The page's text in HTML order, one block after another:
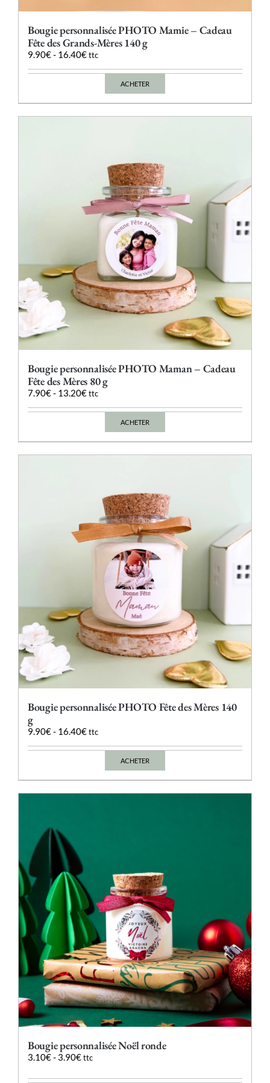
Bougie personnalisée PHOTO Mamie – Cadeau
Fête des Grands-Mères 140 g
9.90€- 16.40€ ttc
ACHETER
Ce
peuvent
être
choisies
sur
la
page
du
produit
Bougie personnalisée PHOTO Maman – Cadeau
Fête des Mères 80 g
7.90€- 13.20€ ttc
ACHETER
Ce
options
peuvent
être
choisies
sur
la
page
du
produit
Bougie personnalisée PHOTO Fête des Mères 140
g
9.90€- 16.40€ ttc
ACHETER
Ce
sur
la
page
du
produit
Bougie personnalisée Noël ronde
3.10€- 3.90€ ttc